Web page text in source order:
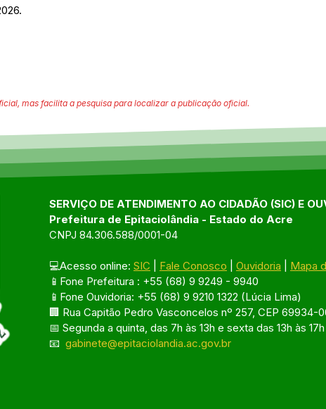
mas facilita a pesquisa para localizar a publicação oficial.
SERVIÇO DE ATENDIMENTO AO CIDADÃO (SIC) E
Prefeitura de Epitaciolândia - Estado do Acre
CNPJ 84.306.588/0001-04
💻Acesso online: SIC Fale Conosco Ouvidoria
Mapa
📱Fone Prefeitura : +55 (68) 9 9249 - 9940
📱Fone Ouvidoria: +55 (68) 9 9210 1322 (Lúcia Lima)
🏢 Rua Capitão Pedro Vasconcelos nº 257, CEP 69934-
📅 Segunda a quinta, das 7h às 13h e sexta das 13h às
📧 gabinete@epitaciolandia.ac.gov.br